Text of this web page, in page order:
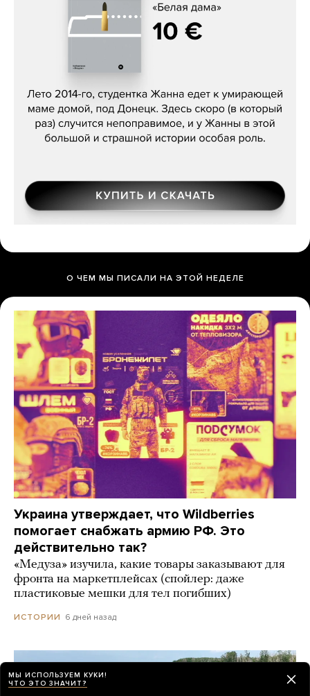
Сергей Лебедев, «Белая дама»
О ЧЕМ МЫ ПИСАЛИ НА ЭТОЙ НЕДЕЛЕ
Украина утверждает, что Wildberries
помогает снабжать армию РФ. Это
действительно так?
«Медуза» изучила, какие товары заказывают для
фронта на маркетплейсах (спойлер: даже
пластиковые мешки для тел погибших)
ИСТОРИИ 6 дней назад
МЫ ИСПОЛЬЗУЕМ КУКИ!
ЧТО ЭТО ЗНАЧИТ?